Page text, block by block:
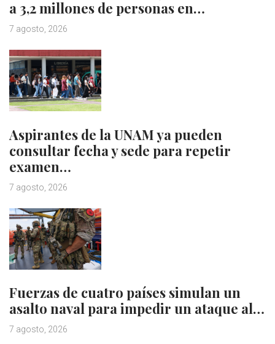
a 3,2 millones de personas en…
7 agosto, 2026
Aspirantes de la UNAM ya pueden
consultar fecha y sede para repetir
examen…
7 agosto, 2026
Fuerzas de cuatro países simulan un
asalto naval para impedir un ataque al…
7 agosto, 2026